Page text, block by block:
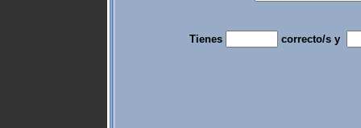
Tienes correcto/s y